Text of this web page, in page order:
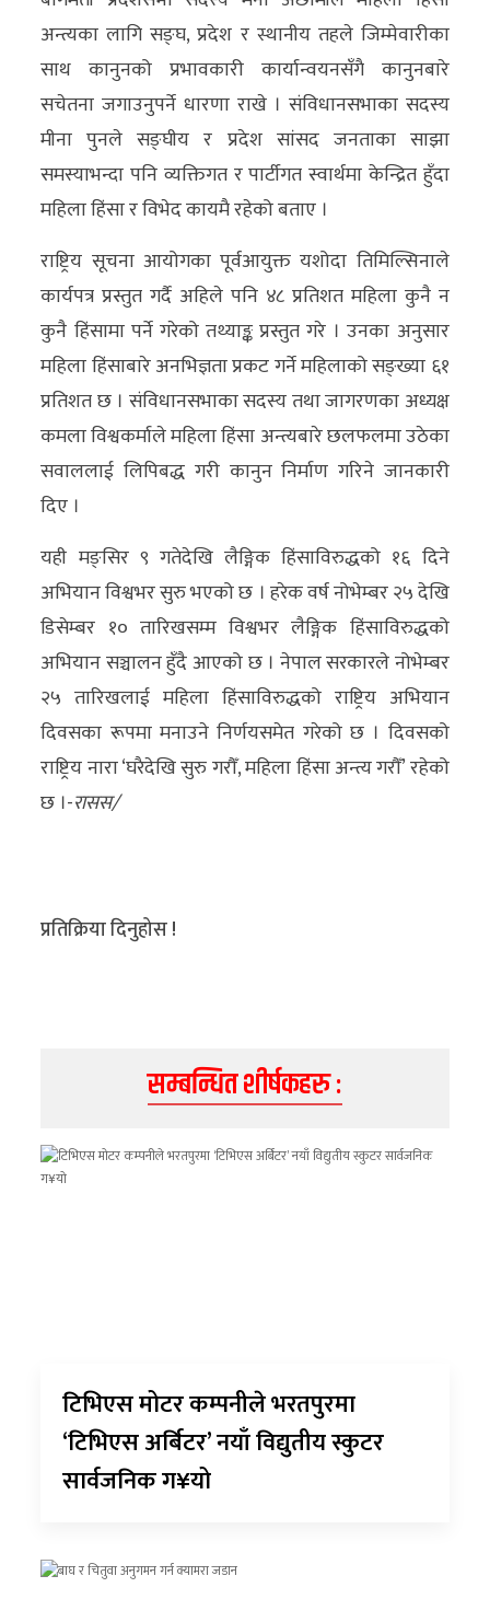
अन्त्यका लागि सङ्घ, प्रदेश र स्थानीय तहले जिम्मेवारीका
साथ कानुनको प्रभावकारी कार्यान्वयनसँगै कानुनबारे
सचेतना जगाउनुपर्ने धारणा राखे । संविधानसभाका सदस्य
मीना पुनले सङ्घीय र प्रदेश सांसद जनताका साझा
समस्याभन्दा पनि व्यक्तिगत र पार्टीगत स्वार्थमा केन्द्रित हुँदा
महिला हिंसा र विभेद कायमै रहेको बताए ।
राष्ट्रिय सूचना आयोगका पूर्वआयुक्त यशोदा तिमिल्सिनाले
कार्यपत्र प्रस्तुत गर्दै अहिले पनि ४८ प्रतिशत महिला कुनै न
कुनै हिंसामा पर्ने गरेको तथ्याङ्क प्रस्तुत गरे । उनका अनुसार
महिला हिंसाबारे अनभिज्ञता प्रकट गर्ने महिलाको सङ्ख्या ६१
प्रतिशत छ । संविधानसभाका सदस्य तथा जागरणका अध्यक्ष
कमला विश्वकर्माले महिला हिंसा अन्त्यबारे छलफलमा उठेका
सवाललाई लिपिबद्ध गरी कानुन निर्माण गरिने जानकारी
दिए ।
यही मङ्सिर ९ गतेदेखि लैङ्गिक हिंसाविरुद्धको १६ दिने
अभियान विश्वभर सुरु भएको छ । हरेक वर्ष नोभेम्बर २५ देखि
डिसेम्बर १० तारिखसम्म विश्वभर लैङ्गिक हिंसाविरुद्धको
अभियान सञ्चालन हुँदै आएको छ । नेपाल सरकारले नोभेम्बर
२५ तारिखलाई महिला हिंसाविरुद्धको राष्ट्रिय अभियान
दिवसका रूपमा मनाउने निर्णयसमेत गरेको छ । दिवसको
राष्ट्रिय नारा ‘घरैदेखि सुरु गरौँ, महिला हिंसा अन्त्य गरौँ’ रहेको
छ ।-रासस/
प्रतिक्रिया दिनुहोस !
सम्बन्धित शीर्षकहरु :
टिभिएस मोटर कम्पनीले भरतपुरमा
‘टिभिएस अर्बिटर’ नयाँ विद्युतीय स्कुटर
सार्वजनिक ग¥यो